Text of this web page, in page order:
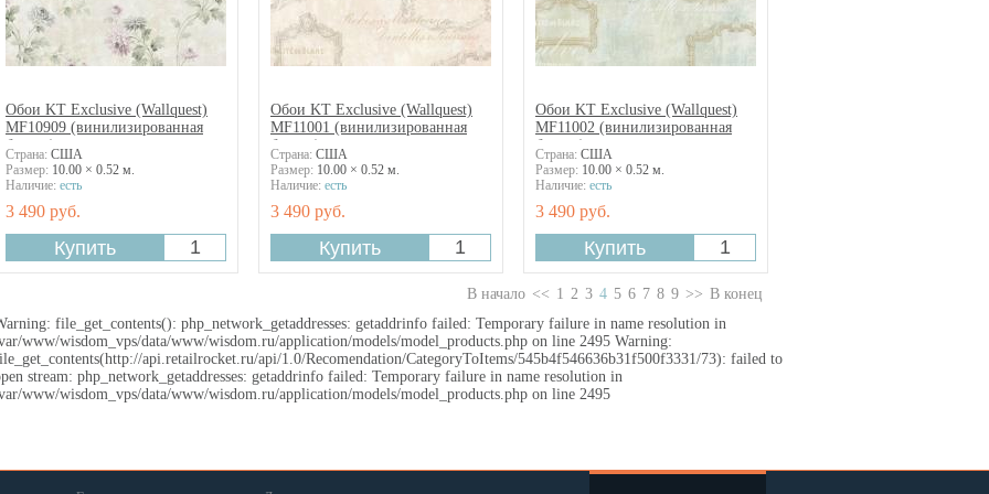
Обои KT Exclusive (Wallquest)
MF10909 (винилизированная
бумага)
Страна: США
Размер: 10.00 × 0.52 м.
Наличие: есть
3 490 руб.
Обои KT Exclusive (Wallquest)
MF11001 (винилизированная
бумага)
Страна: США
Размер: 10.00 × 0.52 м.
Наличие: есть
3 490 руб.
Обои KT Exclusive (Wallquest)
MF11002 (винилизированная
бумага)
Страна: США
Размер: 10.00 × 0.52 м.
Наличие: есть
3 490 руб.
В начало << 1 2 3 4 5 6 7 8 9 >> В конец
file_get_contents(): php_network_getaddresses: getaddrinfo failed: Temporary failure in name resolution in
www/wisdom_vps/data/www/wisdom.ru/application/models/model_products.php on line 2495 Warning:
api.retailrocket.ru/api/1.0/Recomendation/CategoryToItems/545b4f546636b31f500f3331/73): failed to
stream: php_network_getaddresses: getaddrinfo failed: Temporary failure in name resolution in
www/wisdom_vps/data/www/wisdom.ru/application/models/model_products.php on line 2495